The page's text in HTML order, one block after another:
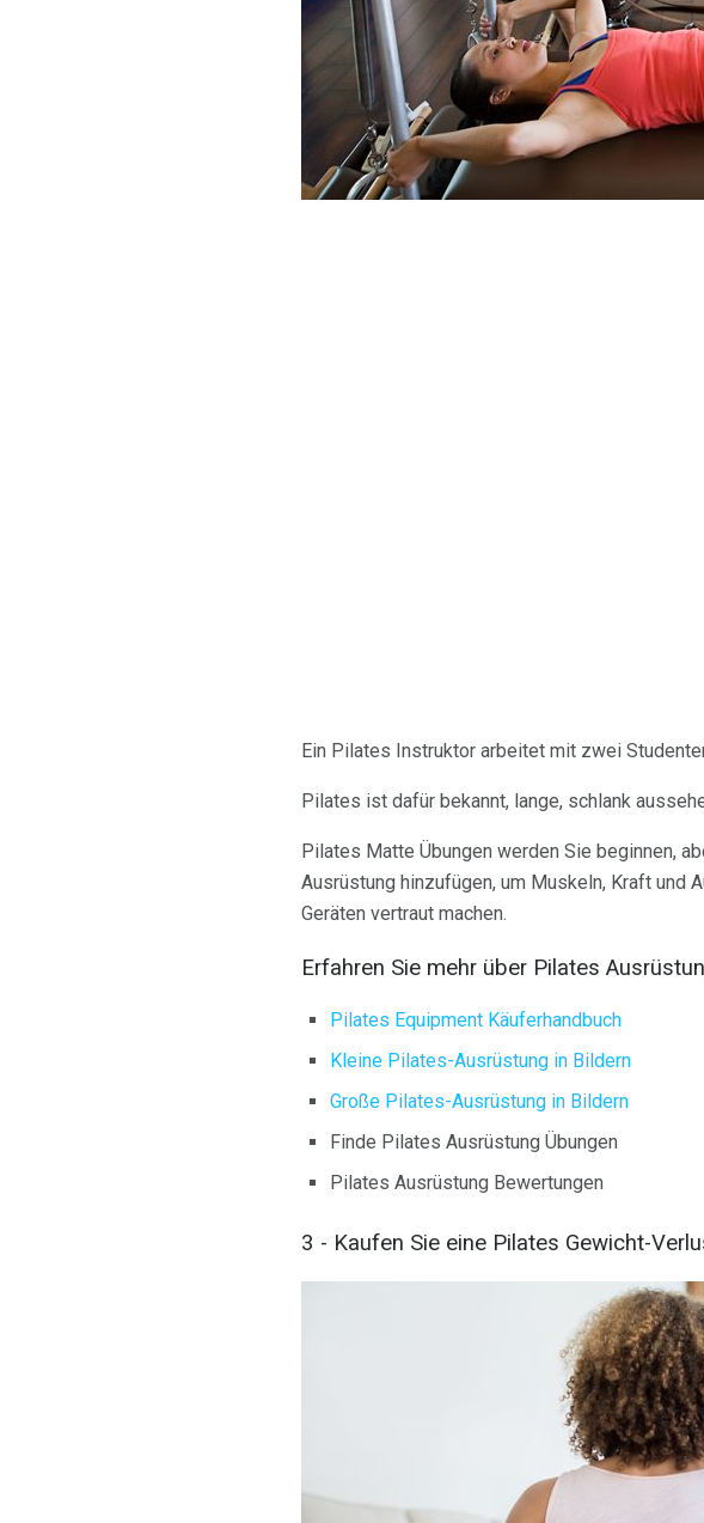
Ein Pilates Instruktor arbeitet mit zwei
Pilates ist dafür bekannt, lange, schlank
Pilates Matte Übungen werden Sie beginnen,
Ausrüstung hinzufügen, um Muskeln, Kraft und
Geräten vertraut machen.
Erfahren Sie mehr über Pilates
Pilates Equipment Käuferhandbuch
Kleine Pilates-Ausrüstung in Bildern
Große Pilates-Ausrüstung in Bildern
Finde Pilates Ausrüstung Übungen
Pilates Ausrüstung Bewertungen
3 - Kaufen Sie eine Pilates Gewicht-